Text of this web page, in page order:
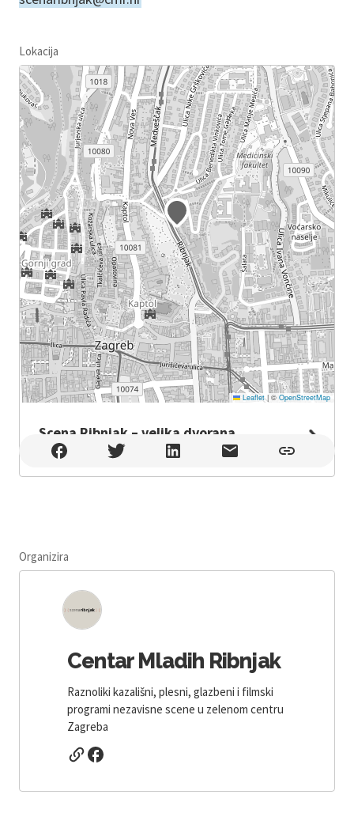
Lokacija
Leaflet |© OpenStreetMap
Scena Ribnjak – velika dvorana
Scena Ribnjak – velika dvorana , Zagreb
Organizira
Centar Mladih Ribnjak
Raznoliki kazališni, plesni, glazbeni i filmski
programi nezavisne scene u zelenom centru
Zagreba